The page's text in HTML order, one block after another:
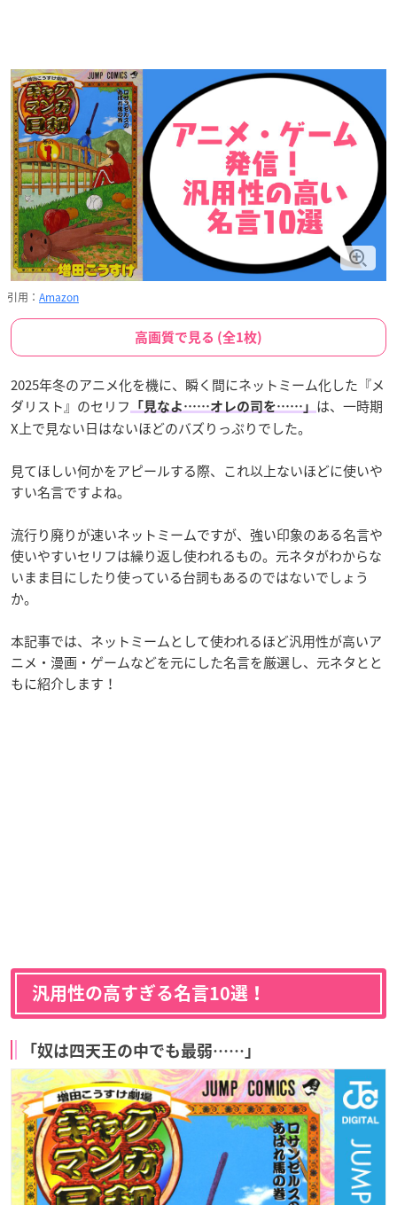
引用： Amazon
高画質で見る (全1枚)
2025年冬のアニメ化を機に、瞬く間にネットミーム化した『メ
ダリスト』のセリフ
「見なよ……オレの司を……」 は、一時期
X上で見ない日はないほどのバズりっぷりでした。
見てほしい何かをアピールする際、これ以上ないほどに使いや
すい名言ですよね。
流行り廃りが速いネットミームですが、強い印象のある名言や
使いやすいセリフは繰り返し使われるもの。元ネタがわからな
いまま目にしたり使っている台詞もあるのではないでしょう
か。
本記事では、ネットミームとして使われるほど汎用性が高いア
ニメ・漫画・ゲームなどを元にした名言を厳選し、元ネタとと
もに紹介します！
汎用性の高すぎる名言10選！
「奴は四天王の中でも最弱……」